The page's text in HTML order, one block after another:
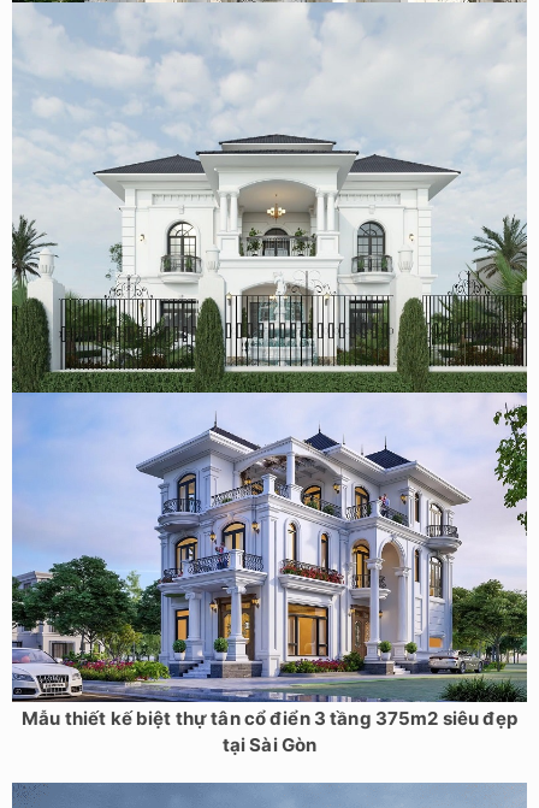
Mẫu biệt thự 2 tầng tân cổ điển mái nhật 500m2 tại Thái
Nguyên
Mẫu thiết kế biệt thự tân cổ điển 3 tầng 375m2 siêu đẹp
tại Sài Gòn